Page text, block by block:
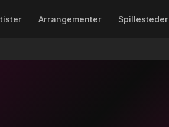
Arrangementer Spillesteder